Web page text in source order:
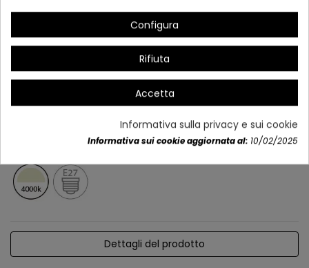
Lampadina a LED E27 10W 4000K
Dettagli del prodotto
Configura
Rifiuta
Accetta
Informativa sulla privacy e sui cookie
Informativa sui cookie aggiornata al: 10/02/2025